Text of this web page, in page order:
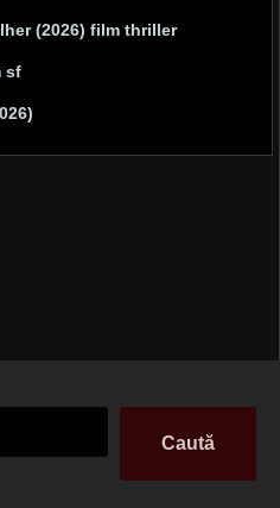
(2026) film thriller
sf
Caută